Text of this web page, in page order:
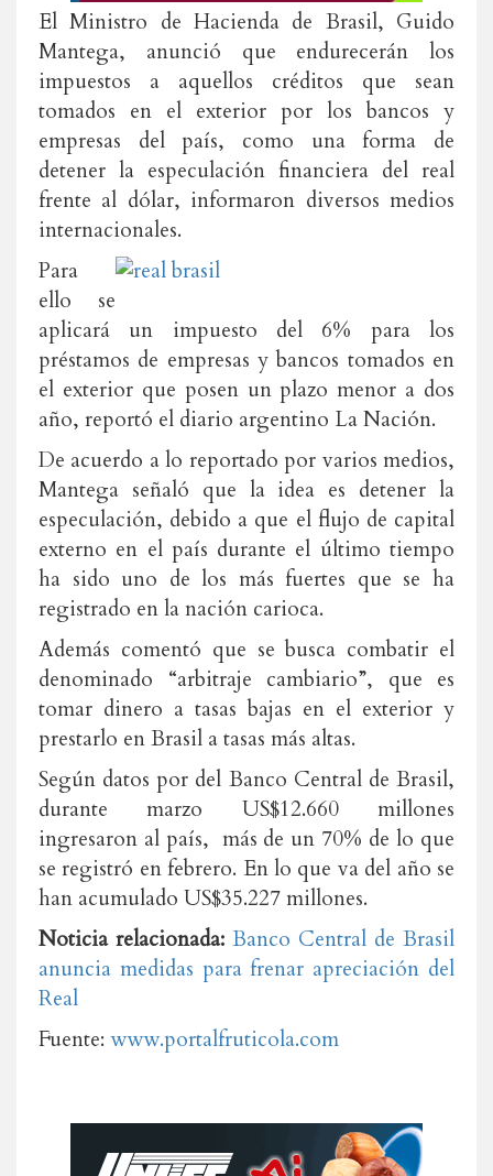
El Ministro de Hacienda de Brasil, Guido
Mantega, anunció que endurecerán los
impuestos a aquellos créditos que sean
tomados en el exterior por los bancos y
empresas del país, como una forma de
detener la especulación financiera del real
frente al dólar, informaron diversos medios
internacionales.
Para
ello se
aplicará un impuesto del 6% para los
préstamos de empresas y bancos tomados en
el exterior que posen un plazo menor a dos
año, reportó el diario argentino La Nación.
De acuerdo a lo reportado por varios medios,
Mantega señaló que la idea es detener la
especulación, debido a que el flujo de capital
externo en el país durante el último tiempo
ha sido uno de los más fuertes que se ha
registrado en la nación carioca.
Además comentó que se busca combatir el
denominado “arbitraje cambiario”, que es
tomar dinero a tasas bajas en el exterior y
prestarlo en Brasil a tasas más altas.
Según datos por del Banco Central de Brasil,
durante marzo US$12.660 millones
ingresaron al país, más de un 70% de lo que
se registró en febrero. En lo que va del año se
han acumulado US$35.227 millones.
Noticia relacionada: Banco Central de Brasil
anuncia medidas para frenar apreciación del
Real
Fuente: www.portalfruticola.com